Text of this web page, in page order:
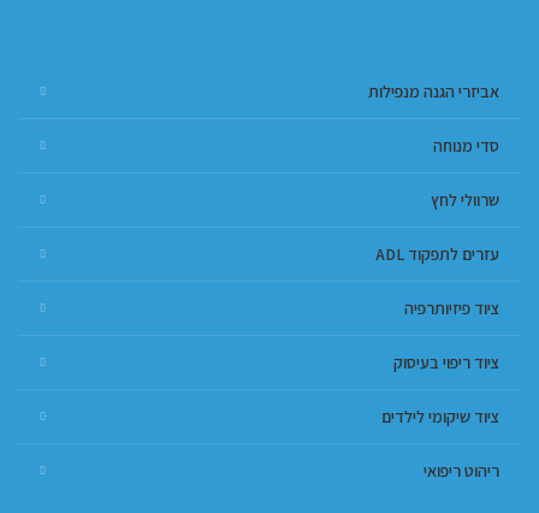
אביזרי הגנה מנפילות
סדי מנוחה
שרוולי לחץ
עזרים לתפקוד ADL
ציוד פיזיותרפיה
ציוד ריפוי בעיסוק
ציוד שיקומי לילדים
ריהוט ריפואי